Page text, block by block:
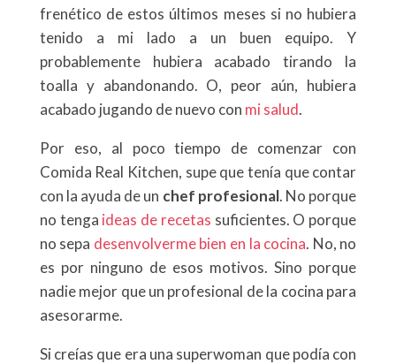
frenético de estos últimos meses si no hubiera
tenido a mi lado a un buen equipo. Y
probablemente hubiera acabado tirando la
toalla y abandonando. O, peor aún, hubiera
acabado jugando de nuevo con mi salud.
Por eso, al poco tiempo de comenzar con
Comida Real Kitchen, supe que tenía que contar
con la ayuda de un chef profesional. No porque
no tenga ideas de recetas suficientes. O porque
no sepa desenvolverme bien en la cocina. No, no
es por ninguno de esos motivos. Sino porque
nadie mejor que un profesional de la cocina para
asesorarme.
Si creías que era una superwoman que podía con